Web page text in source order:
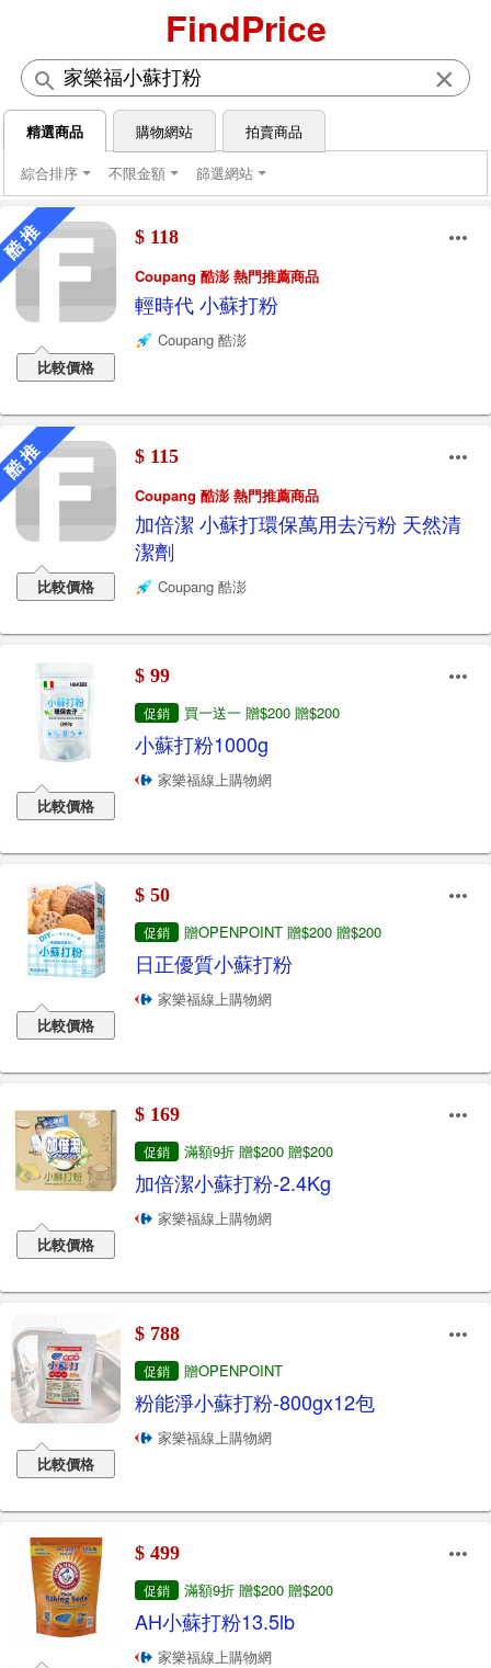
FindPrice
×
精選商品 購物網站
拍賣商品
綜合排序
不限金額 篩選網站
推
比較價格
$ 118
Coupang 酷澎 熱門推薦商品
輕時代 小蘇打粉
Coupang 酷澎
推
比較價格
$ 115
Coupang 酷澎 熱門推薦商品
加倍潔 小蘇打環保萬用去污粉 天然清
潔劑
Coupang 酷澎
比較價格
$ 99
促銷 買一送一 贈$200 贈$200
小蘇打粉1000g
家樂福線上購物網
比較價格
$ 50
促銷 贈OPENPOINT 贈$200 贈$200
日正優質小蘇打粉
家樂福線上購物網
比較價格
$ 169
促銷 滿額9折 贈$200 贈$200
加倍潔小蘇打粉-2.4Kg
家樂福線上購物網
比較價格
$ 788
促銷 贈OPENPOINT
粉能淨小蘇打粉-800gx12包
家樂福線上購物網
$ 499
促銷 滿額9折 贈$200 贈$200
AH小蘇打粉13.5lb
家樂福線上購物網